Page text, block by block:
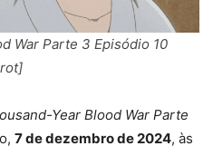
War Parte 3 Episódio 10
Year Blood War Parte
7 de dezembro de 2024, às